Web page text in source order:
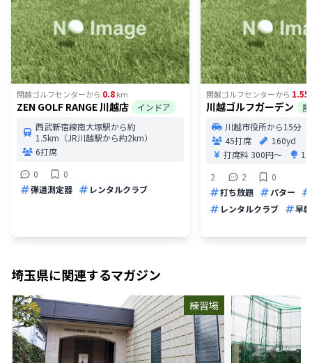
関越ゴルフセンターから 0.8km
ZEN GOLF RANGE 川越店
インドア
西武新宿線南大塚駅から約
1.5km（JR川越駅から約2km）
6打席
0
0
弾道測定器
レンタルクラブ
関越ゴルフセンターから 1.55
川越ゴルフガーデン
川越市役所から15分
45打席
160yd
打席料300円〜
2
2
0
打ち放題
パター
レンタルクラブ
早朝
埼玉県に関連するマガジン
練習場